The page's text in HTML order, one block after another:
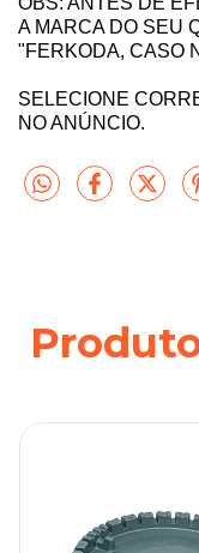
A MARCA DO SEU
"FERKODA, CASO
SELECIONE
NO ANÚNCIO.